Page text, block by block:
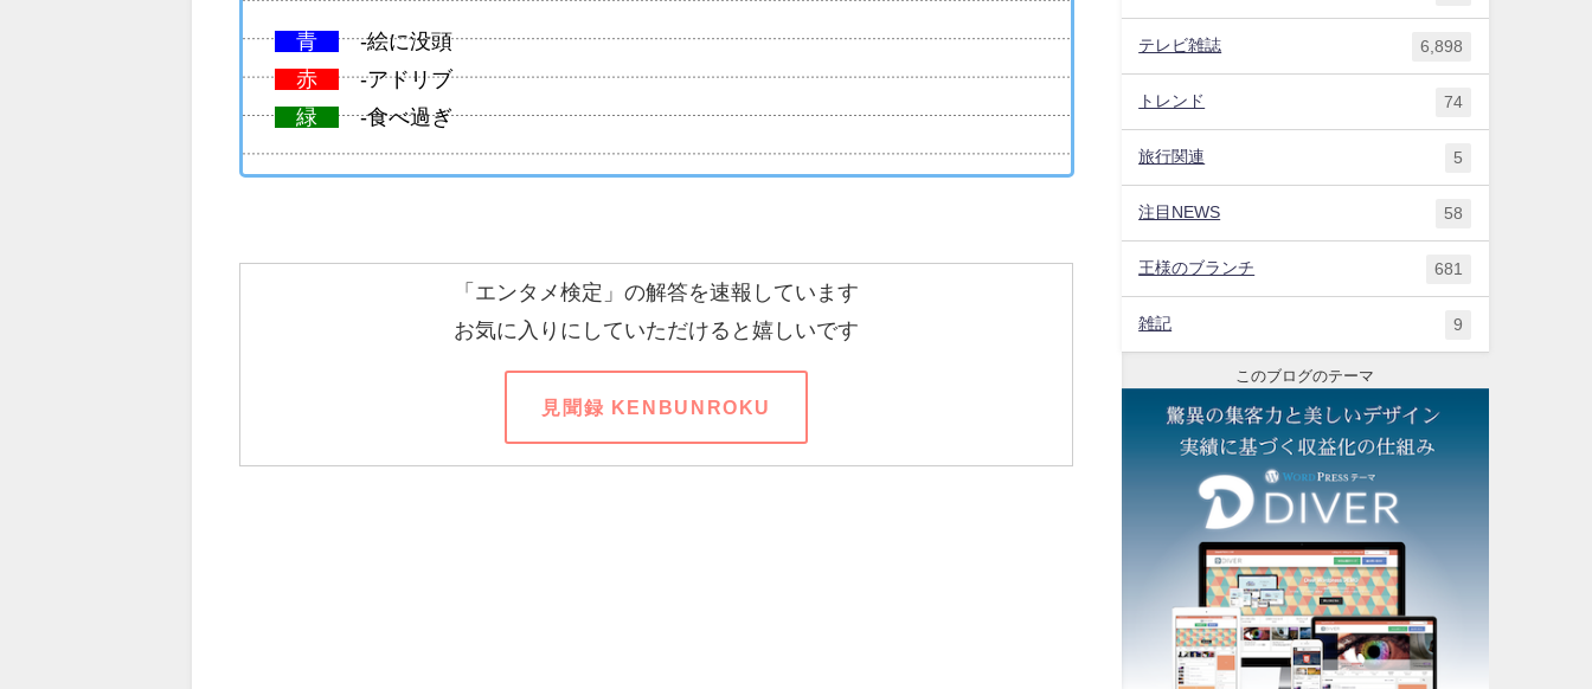
青
-絵に没頭
赤
-アドリブ
緑
-食べ過ぎ
「エンタメ検定」の解答を速報しています
お気に入りにしていただけると嬉しいです
見聞録 KENBUNROKU
テレビ雑誌 6,898
トレンド 74
旅行関連 5
注目NEWS 58
王様のブランチ 681
雑記 9
このブログのテーマ